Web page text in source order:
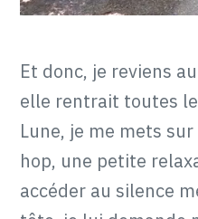
Et donc, je reviens
elle rentrait toutes
Lune, je me mets
hop, une petite
accéder au silence